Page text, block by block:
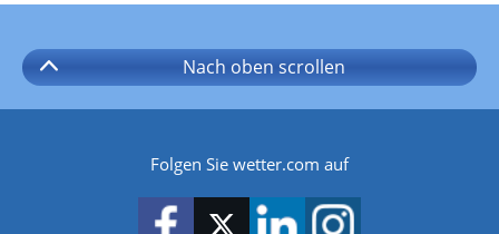
Nach oben scrollen
Folgen Sie wetter.com auf